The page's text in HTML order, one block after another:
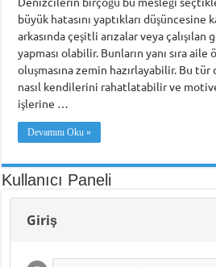
Piri Reis Üniversitesi’nin Karadeniz
DARGEB’ten, Deniz’den Fotoğraf Sergisi
DARGEB Denizci Gönüllüler’den Preveze
büyük hatasını yaptıkları düşüncesine
arkasında çeşitli arızalar veya çalışılan
yapması olabilir. Bunların yanı sıra
oluşmasına zemin hazırlayabilir. Bu
nasıl kendilerini rahatlatabilir ve
işlerine …
Devamını Oku »
Kullanıcı Paneli
Giriş